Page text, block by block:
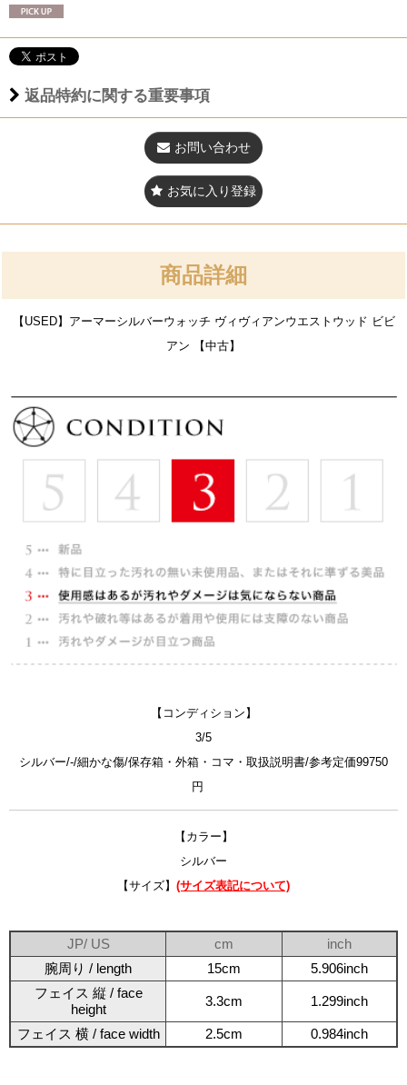
返品特約に関する重要事項
お問い合わせ
お気に入り登録
商品詳細
【USED】アーマーシルバーウォッチ ヴィヴィアンウエストウッド ビビ
アン 【中古】
【コンディション】
3/5
シルバー/-/細かな傷/保存箱・外箱・コマ・取扱説明書/参考定価99750
円
【カラー】
シルバー
【サイズ】 (サイズ表記について)
JP/ US cm
inch
腕周り / length
15cm
5.906inch
フェイス 縦 / face
height
3.3cm 1.299inch
フェイス 横 / face width 2.5cm 0.984inch